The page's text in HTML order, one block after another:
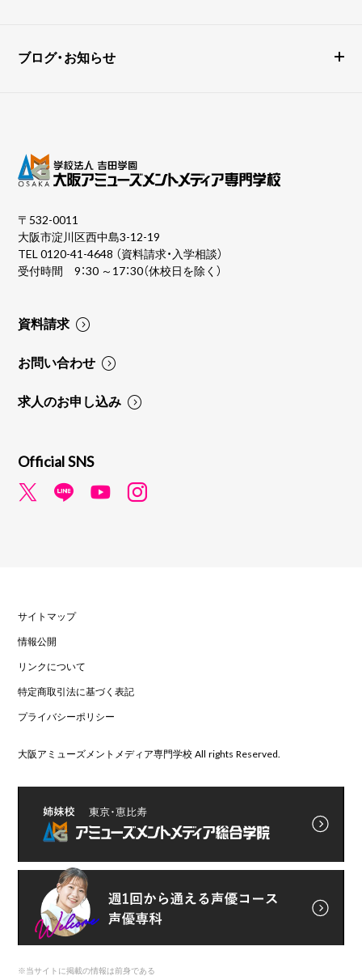
ブログ・お知らせ
〒532-0011
大阪市淀川区西中島3-12-19
TEL0120-41-4648 （資料請求・入学相談）
受付時間 9：30 ～17：30（休校日を除く）
資料請求
お問い合わせ
求人のお申し込み
Official SNS
サイトマップ
情報公開
リンクについて
特定商取引法に基づく表記
プライバシーポリシー
大阪アミューズメントメディア専門学校 All rights Reserved.
※当サイトに掲載の情報は前身である